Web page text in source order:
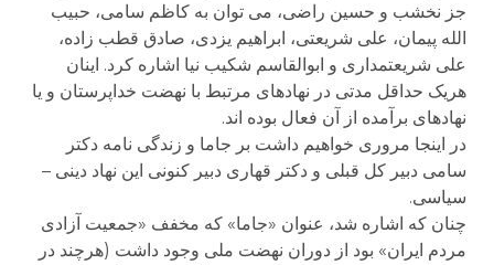
جز نخشب و حسین راضی، می توان به کاظم سامی، حبیب
الله پیمان، علی شریعتی، ابراهیم یزدی، صادق قطب زاده،
علی شریعتمداری و ابوالقاسم شکیب نیا اشاره کرد. اینان
هریک حداقل مدتی در نهادهای مرتبط با نهضت خداپرستان و یا
نهادهای برآمده از آن فعال بوده اند.
در اینجا مروری خواهیم داشت بر جاما و زندگی نامه دکتر
سامی دبیر کل قبلی و دکتر قهاری دبیر کنونی این نهاد دینی –
سیاسی.
چنان که اشاره شد، عنوان «جاما» که مخفف «جمعیت آزادی
مردم ایران» بود از دوران نهضت ملی وجود داشت (هرچند در